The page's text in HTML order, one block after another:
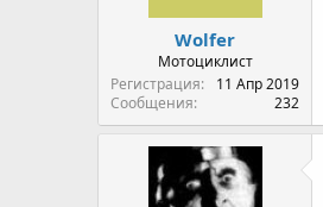
Wolfer
Мотоциклист
Регистрация
11 Апр 2019
Сообщения
232